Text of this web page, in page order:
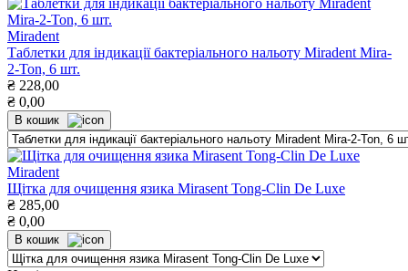
Miradent
Таблетки для індикації бактеріального нальоту Miradent Mira-
2-Ton, 6 шт.
₴ 228,00
₴ 0,00
В кошик
Miradent
Щітка для очищення язика Mirasent Tong-Clin De Luxe
₴ 285,00
₴ 0,00
В кошик